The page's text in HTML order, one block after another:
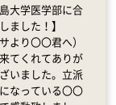
島大学医学部に合
ました！】
より〇〇君へ）
てくれてありが
いました。立派
なっている〇〇